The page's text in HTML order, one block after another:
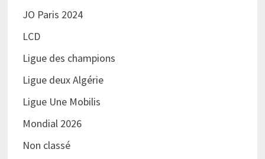
JO Paris 2024
LCD
Ligue des champions
Ligue deux Algérie
Ligue Une Mobilis
Mondial 2026
Non classé